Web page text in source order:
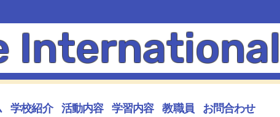
学校紹介 活動内容 学習内容 教職員
お問合わせ